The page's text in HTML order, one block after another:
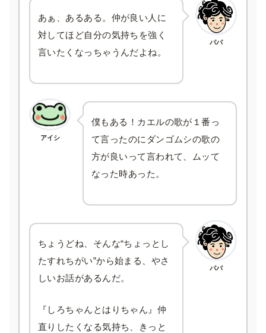
パパ
あぁ、あるある。仲が良い人に
対してほど自分の気持ちを強く
言いたくなっちゃうんだよね。
アイシ
僕もある！カエルの歌が１番っ
て言ったのにダンゴムシの歌の
方が良いって言われて、ムッて
なった時あった。
パパ
ちょうどね、そんな“ちょっとし
たすれちがい”から始まる、やさ
しいお話があるんだ。
『しろちゃんとはりちゃん』仲
直りしたくなる気持ち、きっと